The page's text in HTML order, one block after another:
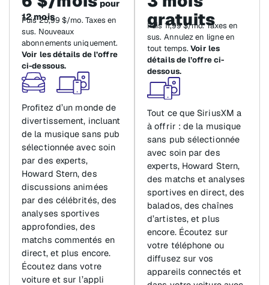
pour
12 mois
Puis 25,99 $/mo. Taxes en
sus. Nouveaux
abonnements uniquement.
Voir les détails de l’offre
ci-dessous.
Profitez d’un monde de
divertissement, incluant
de la musique sans pub
sélectionnée avec soin
par des experts,
Howard Stern, des
discussions animées
par des célébrités, des
analyses sportives
approfondies, des
matchs commentés en
direct, et plus encore.
Écoutez dans votre
voiture et sur l’appli
gratuits
Puis 11,99 $/mo. Taxes en
sus. Annulez en ligne en
tout temps.Voir les
détails de l’offre ci-
dessous.
Tout ce que SiriusXM a
à offrir : de la musique
sans pub sélectionnée
avec soin par des
experts, Howard Stern,
des matchs et analyses
sportives en direct, des
balados, des chaînes
d’artistes, et plus
encore. Écoutez sur
votre téléphone ou
diffusez sur vos
appareils connectés et